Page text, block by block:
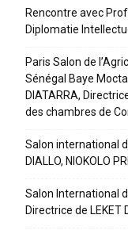
Rencontre avec
Diplomatie
Paris Salon de
Sénégal Baye
DIATARRA,
des chambres de
Salon international
DIALLO, NIOKOLO
Salon International
Directrice de LEKET